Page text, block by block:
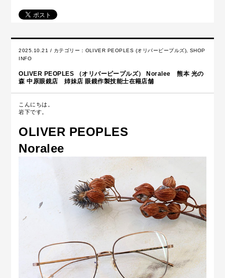
2025.10.21 / カテゴリー： OLIVER PEOPLES (オリバーピープルズ)
SHOP
INFO
OLIVER PEOPLES （オリバーピープルズ） Noralee 熊本 光の
森 中原眼鏡店 姉妹店 眼鏡作製技能士在籍店舗
こんにちは。
岩下です。
OLIVER PEOPLES
Noralee